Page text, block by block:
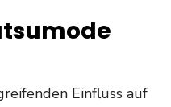
Einfluss auf